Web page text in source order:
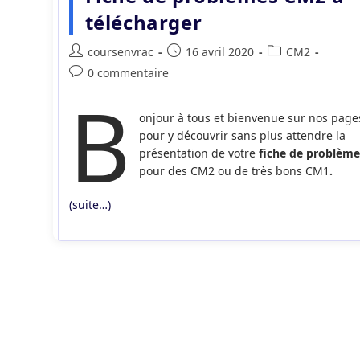
télécharger
Auteur/autrice
de
coursenvrac
Publication
publiée :
16 avril 2020
PostCM2
Commentaires
publication :
0 commentaire
B
onjour à tous et bienvenue sur nos
pour y découvrir sans plus attendre la
présentation de votrefiche de
pour des CM2 ou de très bons CM1 .
(suite…)